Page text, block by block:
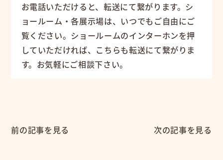
お電話いただけると、転送にて繋がります。シ
ョールーム・各展示場は、いつでもご自由にご
覧ください。ショールームのインターホンを押
していただければ、こちらも転送にて繋がりま
す。お気軽にご相談下さい。
前の記事を見る 次の記事を見る